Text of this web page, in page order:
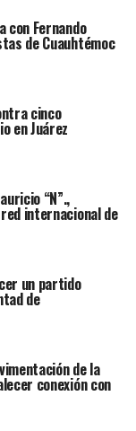
con Fernando
de Cuauhtémoc
cinco
en Juárez
“N”.,
internacional de
un partido
de
de la
conexión con